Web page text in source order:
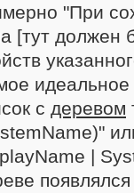
"При
[тут должен
с деревом
|